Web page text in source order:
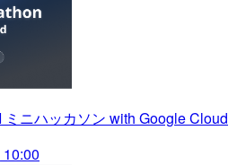
ミニハッカソン with Google Cloud